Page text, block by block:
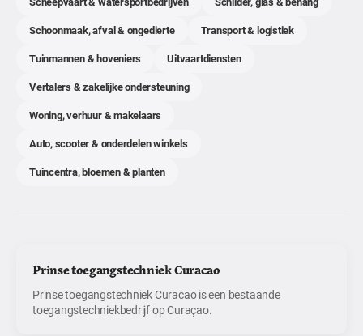
Schoonmaak, afval & ongedierte
Transport & logistiek
Tuinmannen & hoveniers
Uitvaartdiensten
Vertalers & zakelijke ondersteuning
Woning, verhuur & makelaars
Auto, scooter & onderdelen winkels
Tuincentra, bloemen & planten
Prinse toegangstechniek Curacao
Prinse toegangstechniek Curacao is een bestaande
toegangstechniekbedrijf op Curaçao.